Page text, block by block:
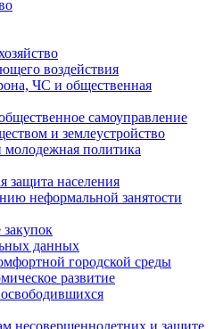
воздействия
ЧС и общественная
самоуправление
и землеустройство
молодежная политика
защита населения
неформальной занятости
данных
городской среды
развитие